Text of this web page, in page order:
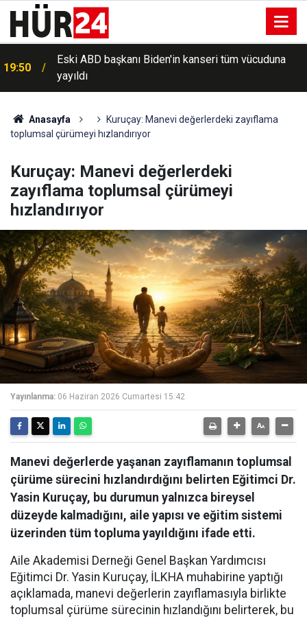
19:50
Eski ABD başkanı Biden'in kanseri tüm vücuduna
yayıldı
Anasayfa
Kuruçay: Manevi değerlerdeki zayıflama
toplumsal çürümeyi hızlandırıyor
Kuruçay: Manevi değerlerdeki
zayıflama toplumsal çürümeyi
hızlandırıyor
Yayınlanma: 06 Haziran 2026 Cumartesi 15:42
Manevi değerlerde yaşanan zayıflamanın toplumsal
çürüme sürecini hızlandırdığını belirten Eğitimci Dr.
Yasin Kuruçay, bu durumun yalnızca bireysel
düzeyde kalmadığını, aile yapısı ve eğitim sistemi
üzerinden tüm topluma yayıldığını ifade etti.
Aile Akademisi Derneği Genel Başkan Yardımcısı
Eğitimci Dr. Yasin Kuruçay, İLKHA muhabirine yaptığı
açıklamada, manevi değerlerin zayıflamasıyla birlikte
toplumsal çürüme sürecinin hızlandığını belirterek, bu